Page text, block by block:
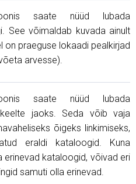
saate nüüd lubada
See võimaldab kuvada ainult
on praeguse lokaadi pealkirjad
arvesse).
saate nüüd lubada
jaoks. Seda võib vaja
õigeks linkimiseks,
eraldi kataloogid. Kuna
erinevad kataloogid, võivad eri
samuti olla erinevad.